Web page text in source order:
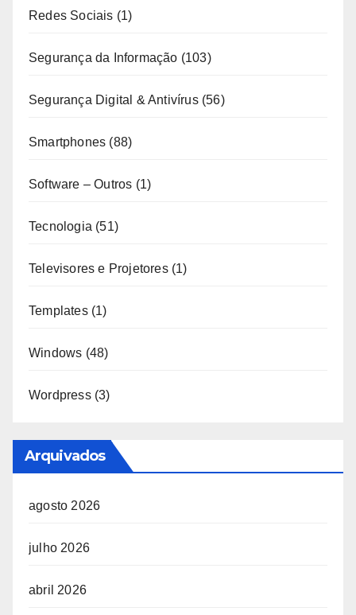
Redes Sociais (1)
Segurança da Informação (103)
Segurança Digital & Antivírus(56)
Smartphones (88)
Software – Outros (1)
Tecnologia (51)
Televisores e Projetores(1)
Templates(1)
Windows (48)
Wordpress(3)
Arquivados
agosto 2026
julho 2026
abril 2026